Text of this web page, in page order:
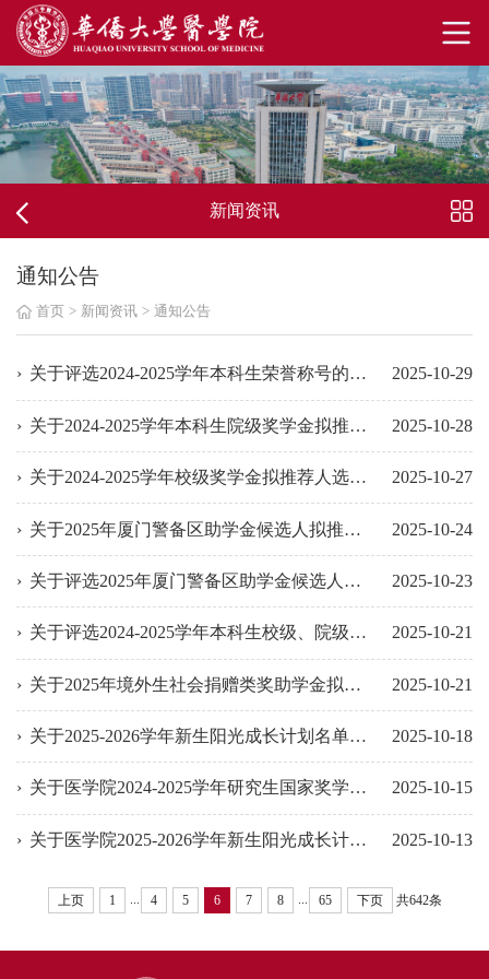
新闻资讯
通知公告
首页 > 新闻资讯 > 通知公告
关于评选2024-2025学年本科生荣誉称号的通知 2025-10-29
关于2024-2025学年本科生院级奖学金拟推荐人选的公示 2025-10-28
关于2024-2025学年校级奖学金拟推荐人选的公示 2025-10-27
关于2025年厦门警备区助学金候选人拟推荐名单的公示 2025-10-24
关于评选2025年厦门警备区助学金候选人的通知 2025-10-23
关于评选2024-2025学年本科生校级、院级奖学金的通知 2025-10-21
关于2025年境外生社会捐赠类奖助学金拟推荐名单的公示 2025-10-21
关于2025-2026学年新生阳光成长计划名单的公示 2025-10-18
关于医学院2024-2025学年研究生国家奖学金拟推荐人选公示 2025-10-15
关于医学院2025-2026学年新生阳光成长计划班级评议小组名单的公示 2025-10-13
上页 1 4 5 6 7 8 65 下页 共642条